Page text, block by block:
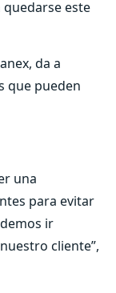
este
da a
que pueden
una
para evitar
ir
cliente”,